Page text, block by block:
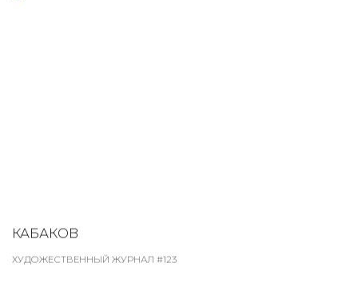
КАБАКОВ
ХУДОЖЕСТВЕННЫЙ ЖУРНАЛ #123